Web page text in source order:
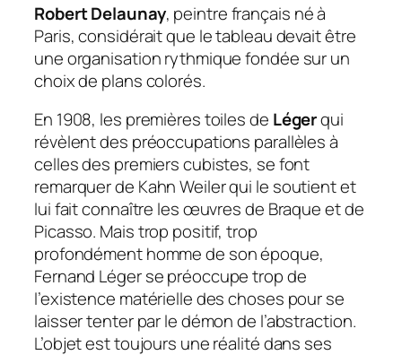
Robert Delaunay, peintre français né à
Paris, considérait que le tableau devait être
une organisation rythmique fondée sur un
choix de plans colorés.
En 1908, les premières toiles de Légerqui
révèlent des préoccupations parallèles à
celles des premiers cubistes, se font
remarquer de Kahn Weiler qui le soutient et
lui fait connaître les œuvres de Braque et de
Picasso. Mais trop positif, trop
profondément homme de son époque,
Fernand Léger se préoccupe trop de
l’existence matérielle des choses pour se
laisser tenter par le démon de l’abstraction.
L’objet est toujours une réalité dans ses